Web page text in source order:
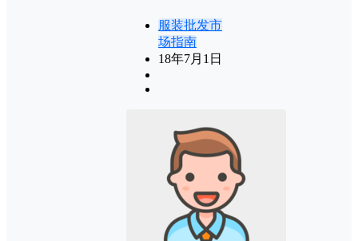
服装批发市
场指南
18年7月1日